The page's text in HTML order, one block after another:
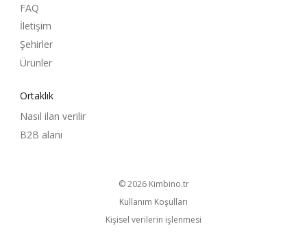
FAQ
İletişim
Şehirler
Ürünler
Ortaklık
Nasıl ilan verilir
B2B alanı
© 2026 kimbino.tr
Kullanım Koşulları
Kişisel verilerin işlenmesi